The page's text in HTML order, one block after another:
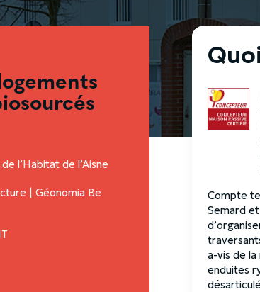
l’Habitat de l’Aisne
| Géonomia Be
Compte
Semard
a-vis de
enduites